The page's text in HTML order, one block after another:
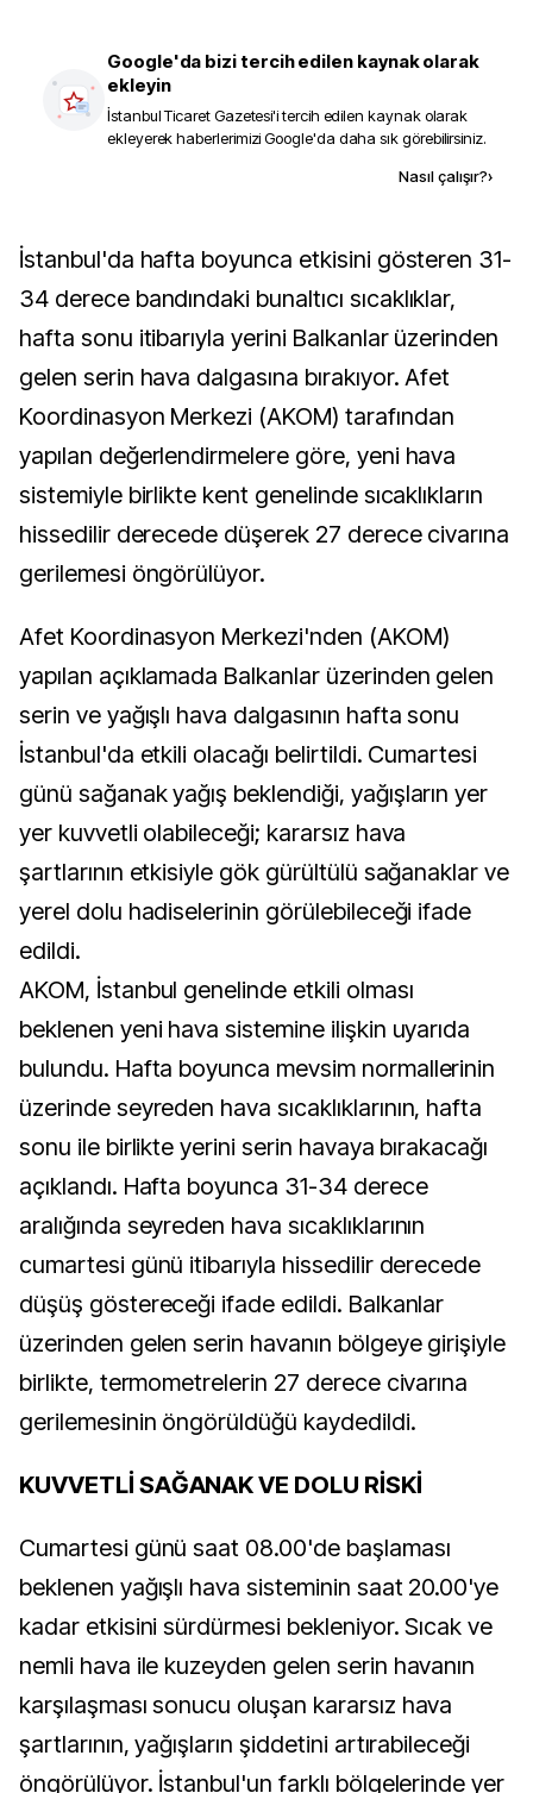
Google'da bizi tercih edilen kaynak olarak
ekleyin
İstanbul Ticaret Gazetesi'i tercih edilen kaynak olarak
ekleyerek haberlerimizi Google'da daha sık görebilirsiniz.
Nasıl çalışır?›
İstanbul'da hafta boyunca etkisini gösteren 31-
34 derece bandındaki bunaltıcı sıcaklıklar,
hafta sonu itibarıyla yerini Balkanlar üzerinden
gelen serin hava dalgasına bırakıyor. Afet
Koordinasyon Merkezi (AKOM) tarafından
yapılan değerlendirmelere göre, yeni hava
sistemiyle birlikte kent genelinde sıcaklıkların
hissedilir derecede düşerek 27 derece civarına
gerilemesi öngörülüyor.
Afet Koordinasyon Merkezi'nden (AKOM)
yapılan açıklamada Balkanlar üzerinden gelen
serin ve yağışlı hava dalgasının hafta sonu
İstanbul'da etkili olacağı belirtildi. Cumartesi
günü sağanak yağış beklendiği, yağışların yer
yer kuvvetli olabileceği; kararsız hava
şartlarının etkisiyle gök gürültülü sağanaklar ve
yerel dolu hadiselerinin görülebileceği ifade
edildi.
AKOM, İstanbul genelinde etkili olması
beklenen yeni hava sistemine ilişkin uyarıda
bulundu. Hafta boyunca mevsim normallerinin
üzerinde seyreden hava sıcaklıklarının, hafta
sonu ile birlikte yerini serin havaya bırakacağı
açıklandı. Hafta boyunca 31-34 derece
aralığında seyreden hava sıcaklıklarının
cumartesi günü itibarıyla hissedilir derecede
düşüş göstereceği ifade edildi. Balkanlar
üzerinden gelen serin havanın bölgeye girişiyle
birlikte, termometrelerin 27 derece civarına
gerilemesinin öngörüldüğü kaydedildi.
KUVVETLİ SAĞANAK VE DOLU RİSKİ
Cumartesi günü saat 08.00'de başlaması
beklenen yağışlı hava sisteminin saat 20.00'ye
kadar etkisini sürdürmesi bekleniyor. Sıcak ve
nemli hava ile kuzeyden gelen serin havanın
karşılaşması sonucu oluşan kararsız hava
şartlarının, yağışların şiddetini artırabileceği
öngörülüyor. İstanbul'un farklı bölgelerinde yer